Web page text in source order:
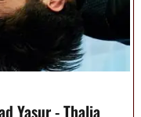
Yasur - Thalia